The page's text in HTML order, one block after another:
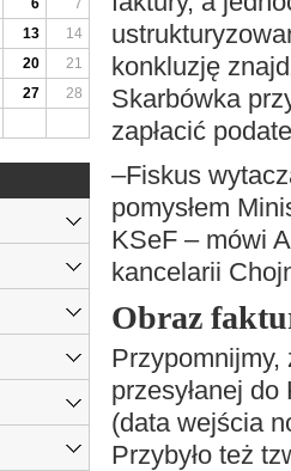
konkluzję
Skarbówka
zapłacić
–Fiskus
pomysłem
KSeF – mówi
kancelarii
Obraz
przesyłanej
(data wejścia
Przybyło też
13
14
20
21
27
28